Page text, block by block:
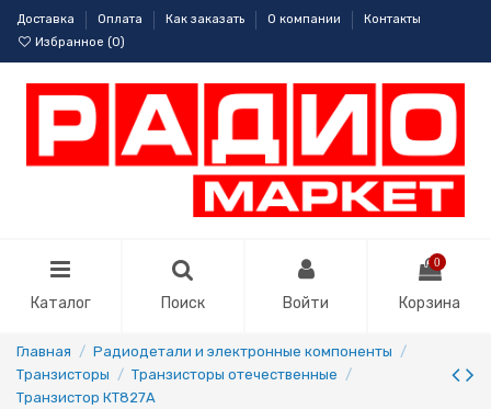
Доставка Оплата Как заказать О компании
Контакты
Избранное (0)
Каталог Поиск Войти
0
Корзина
Главная
Радиодетали и электронные компоненты
Транзисторы
Транзисторы отечественные
Транзистор КТ827А